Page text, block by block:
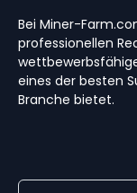
Bei Miner-
professionellen
eines der besten
Branche bietet.